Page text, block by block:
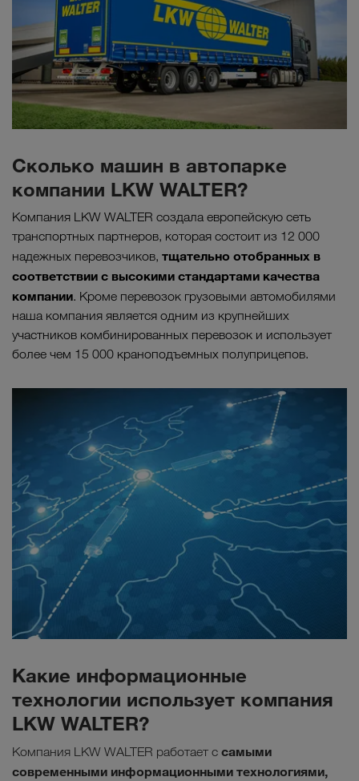
Сколько машин в автопарке
компании LKW WALTER?
Компания LKW WALTER создала европейскую сеть
транспортных партнеров, которая состоит из 12 000
надежных перевозчиков, тщательно отобранных в
соответствии с высокими стандартами качества
компании. Кроме перевозок грузовыми автомобилями
наша компания является одним из крупнейших
участников комбинированных перевозок и использует
более чем 15 000 краноподъемных полуприцепов.
Какие информационные
технологии использует компания
LKW WALTER?
Компания LKW WALTER работает с самыми
современными информационными технологиями,